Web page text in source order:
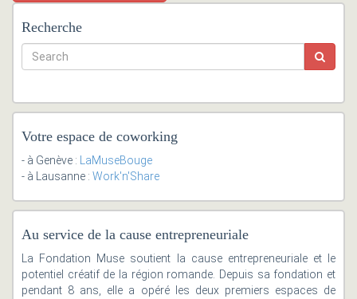
Recherche
Votre espace de coworking
- à Genève : LaMuseBouge
- à Lausanne : Work'n'Share
Au service de la cause entrepreneuriale
La Fondation Muse soutient la cause entrepreneuriale et le
potentiel créatif de la région romande. Depuis sa fondation et
pendant 8 ans, elle a opéré les deux premiers espaces de